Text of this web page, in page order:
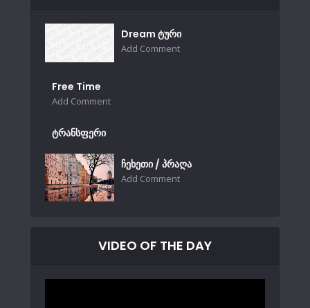
Dream ტური
Add Comment
Free Time
Add Comment
ტრანსფერი
ჩეხეთი / პრაღა
Add Comment
VIDEO OF THE DAY